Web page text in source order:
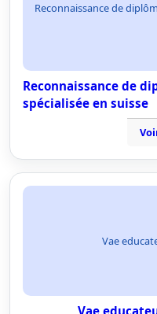
Reconnaissance de
Reconnaissance de
spécialisée en suisse
Vae
Vae